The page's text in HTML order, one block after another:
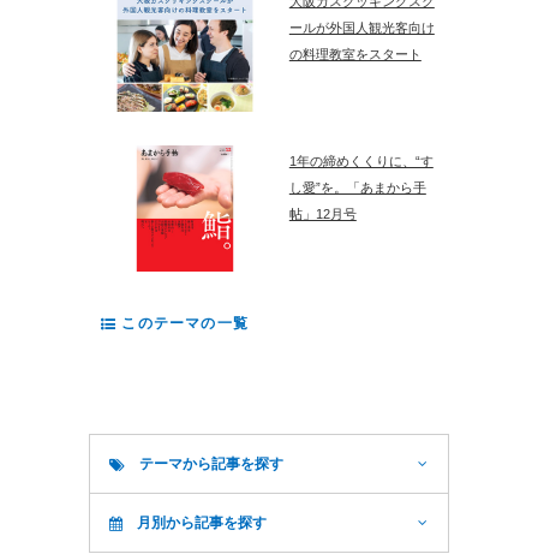
ールが外国人観光客向け
の料理教室をスタート
1年の締めくくりに、“す
し愛”を。「あまから手
帖」12月号
このテーマの一覧
テーマから記事を探す
月別から記事を探す